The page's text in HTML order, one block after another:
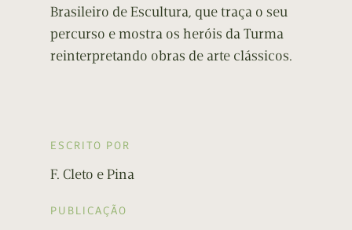
Brasileiro de Escultura, que traça o seu
percurso e mostra os heróis da Turma
reinterpretando obras de arte clássicos.
ESCRITO POR
F. Cleto e Pina
PUBLICAÇÃO